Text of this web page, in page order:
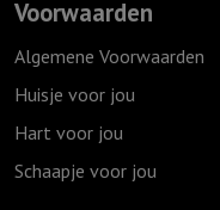
Voorwaarden
Algemene Voorwaarden
Huisje voor jou
Hart voor jou
Schaapje voor jou